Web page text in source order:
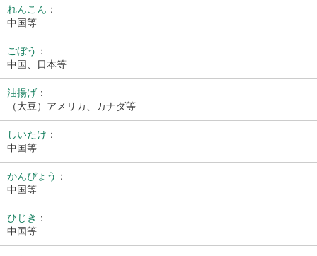
れんこん ：
中国等
ごぼう ：
中国、日本等
油揚げ ：
（大豆）アメリカ、カナダ等
しいたけ ：
中国等
かんぴょう ：
中国等
ひじき ：
中国等